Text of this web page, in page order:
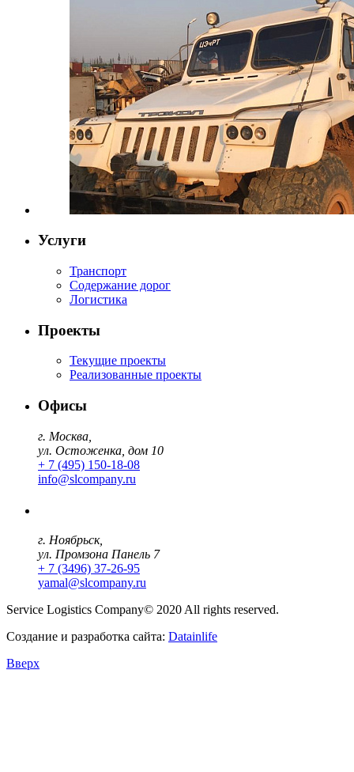
Услуги
Транспорт
Содержание дорог
Логистика
Проекты
Текущие проекты
Реализованные проекты
Офисы
г. Москва,
ул. Остоженка, дом 10
+ 7 (495) 150-18-08
info@slcompany.ru
г. Ноябрьск,
ул. Промзона Панель 7
+ 7 (3496) 37-26-95
yamal@slcompany.ru
Service Logistics Company© 2020 All rights reserved.
Создание и разработка сайта: Datainlife
Вверх